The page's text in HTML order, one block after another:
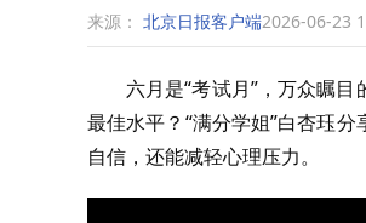
来源： 北京日报客户端2026-06-23
六月是“考试月”，万众瞩
最佳水平？“满分学姐”白杏珏
自信，还能减轻心理压力。